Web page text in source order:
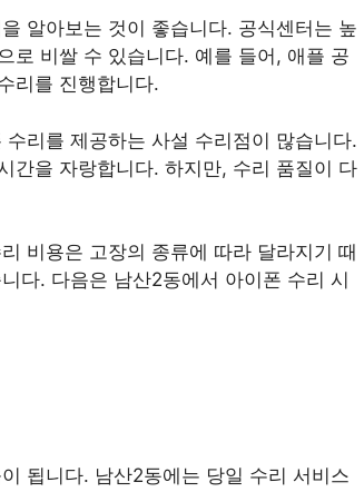
알아보는 것이 좋습니다. 공식센터는 높
로 비쌀 수 있습니다. 예를 들어, 애플 공
리를 진행합니다.
리를 제공하는 사설 수리점이 많습니다.
간을 자랑합니다. 하지만, 수리 품질이 다
비용은 고장의 종류에 따라 달라지기 때
다. 다음은 남산2동에서 아이폰 수리 시
됩니다. 남산2동에는 당일 수리 서비스